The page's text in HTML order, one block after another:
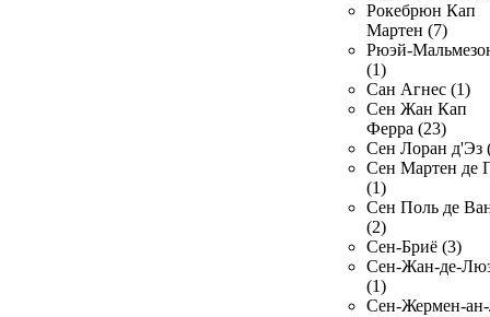
Рокебрюн Кап
Мартен (7)
Рюэй-
(1)
Сан Агнес (1)
Сен Жан Кап
Ферра (23)
Сен Лоран д'Эз
Сен Мартен де
(1)
Сен Поль де
(2)
Сен-Бриё (3)
Сен-Жан-де-
(1)
Сен-Жермен-